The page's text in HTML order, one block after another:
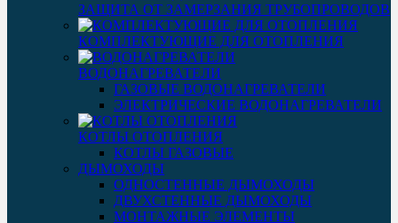
ЗАЩИТА ОТ ЗАМЕРЗАНИЯ ТРУБОПРОВОДОВ
КОМПЛЕКТУЮЩИЕ ДЛЯ ОТОПЛЕНИЯ
ВОДОНАГРЕВАТЕЛИ
ГАЗОВЫЕ ВОДОНАГРЕВАТЕЛИ
ЭЛЕКТРИЧЕСКИЕ ВОДОНАГРЕВАТЕЛИ
КОТЛЫ ОТОПЛЕНИЯ
КОТЛЫ ГАЗОВЫЕ
ДЫМОХОДЫ
ОДНОСТЕННЫЕ ДЫМОХОДЫ
ДВУХСТЕННЫЕ ДЫМОХОДЫ
МОНТАЖНЫЕ ЭЛЕМЕНТЫ